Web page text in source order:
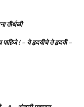
तीर्थळी
! – ये हृदयीचे ते हृदयी –